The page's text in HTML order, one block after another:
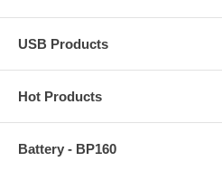
USB Products
Hot Products
Battery - BP160